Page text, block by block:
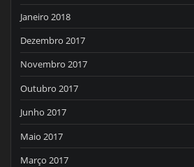
Janeiro 2018
Dezembro 2017
Novembro 2017
Outubro 2017
Junho 2017
Maio 2017
Março 2017